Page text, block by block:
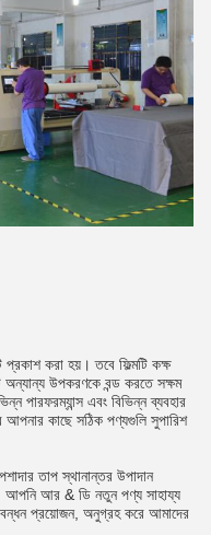
প্রকাশ করা হয়। তবে ফিল্মটি কক্ষ
অন্যান্য উপকরণকে বন্ড করতে সক্ষম
পারফরম্যান্স এবং বিভিন্ন ব্যবহার
আপনার কাছে সঠিক পণ্যগুলি সুপারিশ
তাপ স্থানান্তর উপাদান
আপনি আর & ডি নতুন পণ্য সাহায্য
প্রয়োজন, অনুগ্রহ করে আমাদের